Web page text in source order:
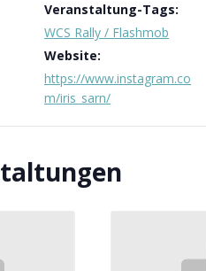
Veranstaltung-Tags:
WCS Rally / Flashmob
Website:
https://www.instagram.co
m/iris_sarn/